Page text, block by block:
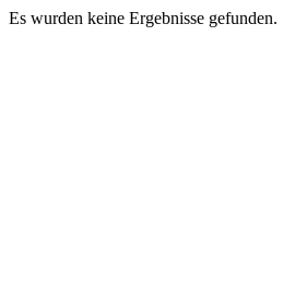
Es wurden keine Ergebnisse gefunden.